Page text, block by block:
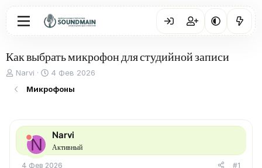
Как выбрать микрофон для студийной записи
А
т
е
ы
Narvi
Д
т
а
ч
а
л
4 Фев 2026
Микрофоны
N
Narvi
Активный
4 Фев 2026 #1